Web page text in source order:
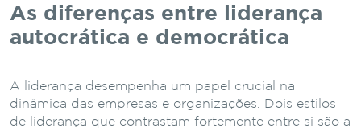
As diferenças entre liderança
autocrática e democrática
A liderança desempenha um papel crucial na
dinâmica das empresas e organizações. Dois estilos
de liderança que contrastam fortemente entre si são a